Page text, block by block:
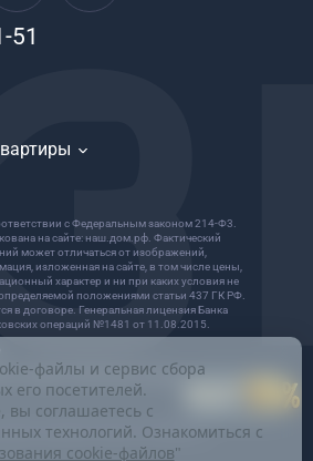
с Федеральным законом 214-Ф3.
на сайте: наш.дом.рф. Фактический
может отличаться от изображений,
изложенная на сайте, в том числе цены,
характер и ни при каких условия не
положениями статьи 437 ГК РФ.
в договоре. Генеральная лицензия Банка
операций №1481 от 11.08.2015.
и защиты персональных данных
не является публичной офертой.
51
файлы и сервис сбора
его посетителей.
вы соглашаетесь с
технологий. Ознакомиться с
cookie-файлов"